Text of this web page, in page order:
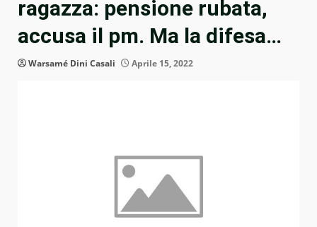
ragazza: pensione rubata,
accusa il pm. Ma la difesa…
Warsamé Dini Casali Aprile 15, 2022